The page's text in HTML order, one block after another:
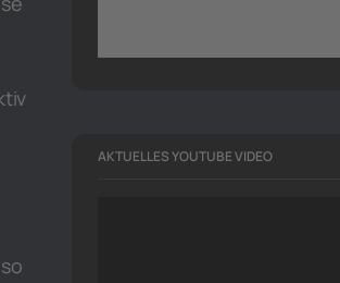
AKTUELLES YOUTUBE VIDEO